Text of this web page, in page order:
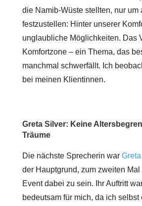
die Namib-Wüste stellten, nur um
festzustellen: Hinter unserer
unglaubliche Möglichkeiten. Das
Komfortzone – ein Thema, das
manchmal schwerfällt. Ich
bei meinen Klientinnen.
Greta Silver: Keine
Träume
Die nächste Sprecherin war
der Hauptgrund, zum zweiten
Event dabei zu sein. Ihr Auftritt
bedeutsam für mich, da ich selbst